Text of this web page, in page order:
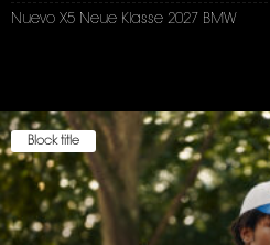
Nuevo X5 Neue Klasse 2027 BMW
Block title